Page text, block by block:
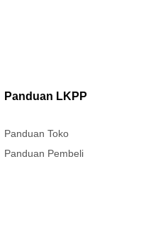
Panduan LKPP
Panduan Toko
Panduan Pembeli